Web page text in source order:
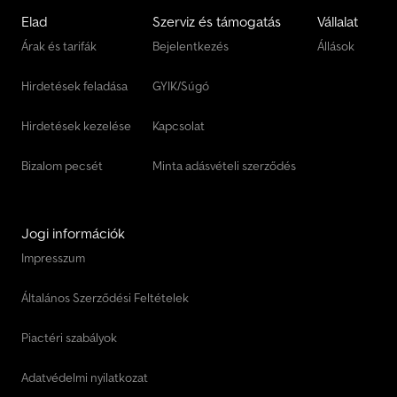
- Carkit - Távirányítós központi zár - Poggyásztakaró - Alacsony
zajszint - Sebességkorlátozó - Részecskeszűrő - Rádió/CD-
lejátszó - Rádió MP3 támogatással - Napellenző -
Elad
Árak és tarifák
Hirdetések feladása
Hirdetések kezelése
Bizalom pecsét
Szerviz és támogatás
Bejelentkezés
GYIK/Súgó
Kapcsolat
Minta adásvételi szerződés
Vállalat
Állások
Jogi információk
Impresszum
Általános Szerződési Feltételek
Piactéri szabályok
Adatvédelmi nyilatkozat